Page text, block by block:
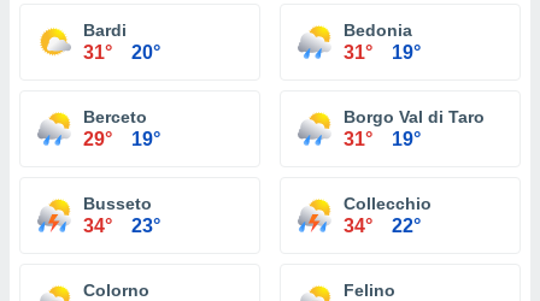
Bardi
31° 20°
Bedonia
31° 19°
Berceto
29° 19°
Borgo Val di Taro
31° 19°
Busseto
34° 23°
Collecchio
34° 22°
Colorno Felino